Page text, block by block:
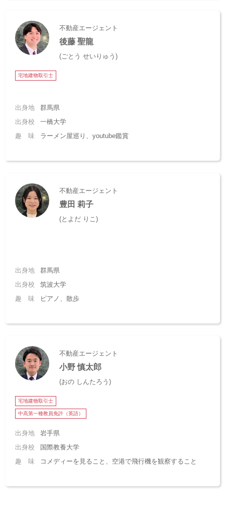
不動産エージェント
後藤 聖龍
(ごとう せいりゅう)
宅地建物取引士
出身地
群馬県
出身校
一橋大学
趣 味
ラーメン屋巡り、youtube鑑賞
不動産エージェント
豊田 莉子
(とよだ りこ)
出身地
群馬県
出身校
筑波大学
趣 味
ピアノ、散歩
不動産エージェント
小野 慎太郎
(おの しんたろう)
宅地建物取引士
中高第一種教員免許（英語）
出身地
岩手県
出身校
国際教養大学
趣 味
コメディーを見ること、空港で飛行機を観察すること